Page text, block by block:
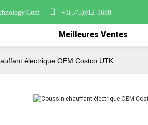
+1(575)912-1688
Meilleures Ventes
électrique OEM Costco UTK